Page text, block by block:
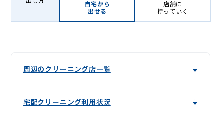
自宅から
出せる
店舗に
持っていく
周辺のクリーニング店一覧
宅配クリーニング利用状況